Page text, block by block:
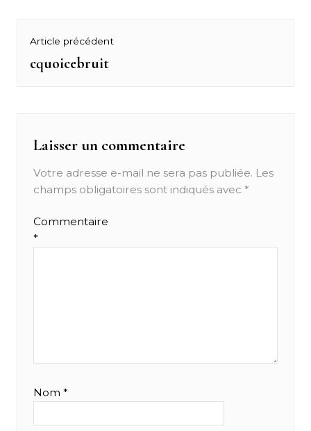
Navigation
de
Article précédent
Previous
cquoicebruit
Laisser un commentaire
Votre adresse e-mail ne sera pas publiée. Les
champs obligatoires sont indiqués avec *
Commentaire
*
Nom *